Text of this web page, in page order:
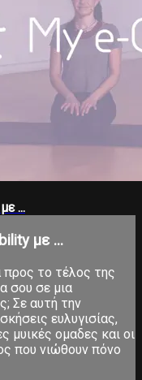
...
με ...
προς το τέλος της
σου σε μια
Σε αυτή την
ευλυγισίας,
μυικές ομαδες και οι
που νιώθουν πόνο